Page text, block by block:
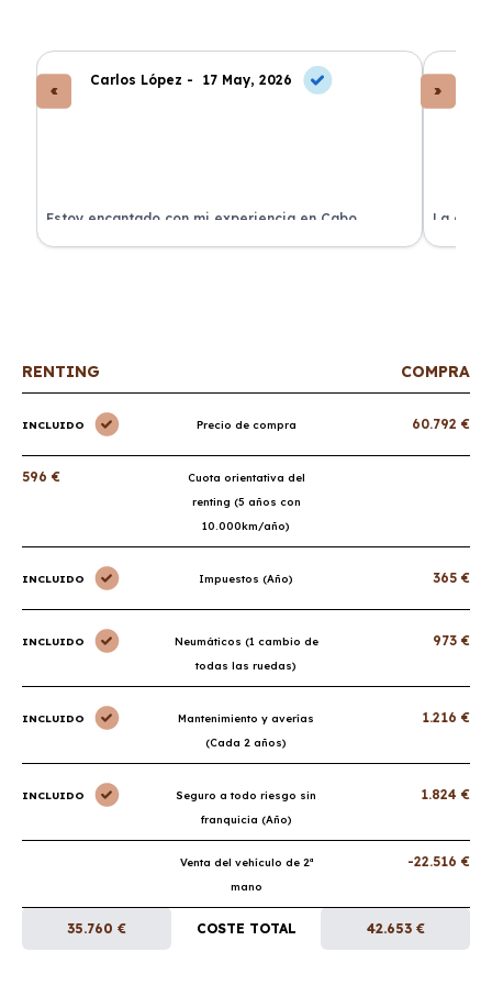
Carlos López - 17 May, 2026
Estoy encantado con mi experiencia en Cabo
Renting. El coche llegó en perfectas condiciones y sin
La
de
RENTING COMPRA
INCLUIDO Precio de compra 60.792 €
596 €
Cuota orientativa del
renting (5 años con
10.000km/año)
INCLUIDO Impuestos (Año) 365 €
INCLUIDO
Neumáticos (1 cambio de
todas las ruedas)
973 €
INCLUIDO
Mantenimiento y averías
(Cada 2 años)
1.216 €
INCLUIDO
Seguro a todo riesgo sin
franquicia (Año)
1.824 €
Venta del vehículo de 2ª
mano
-22.516 €
35.760 € COSTE TOTAL 42.653 €